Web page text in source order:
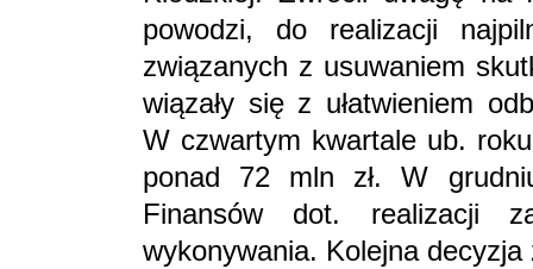
powodzi, do realizacji
związanych z usuwaniem
wiązały się z ułatwieniem
W czwartym kwartale ub.
ponad 72 mln zł. W
Finansów dot. realizacji
wykonywania. Kolejna